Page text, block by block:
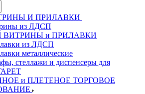
И ПРИЛАВКИ
из ЛДСП
ВИТРИНЫ и ПРИЛАВКИ
из ЛДСП
металлические
стеллажи и диспенсеры для
и ПЛЕТЕНОЕ ТОРГОВОЕ